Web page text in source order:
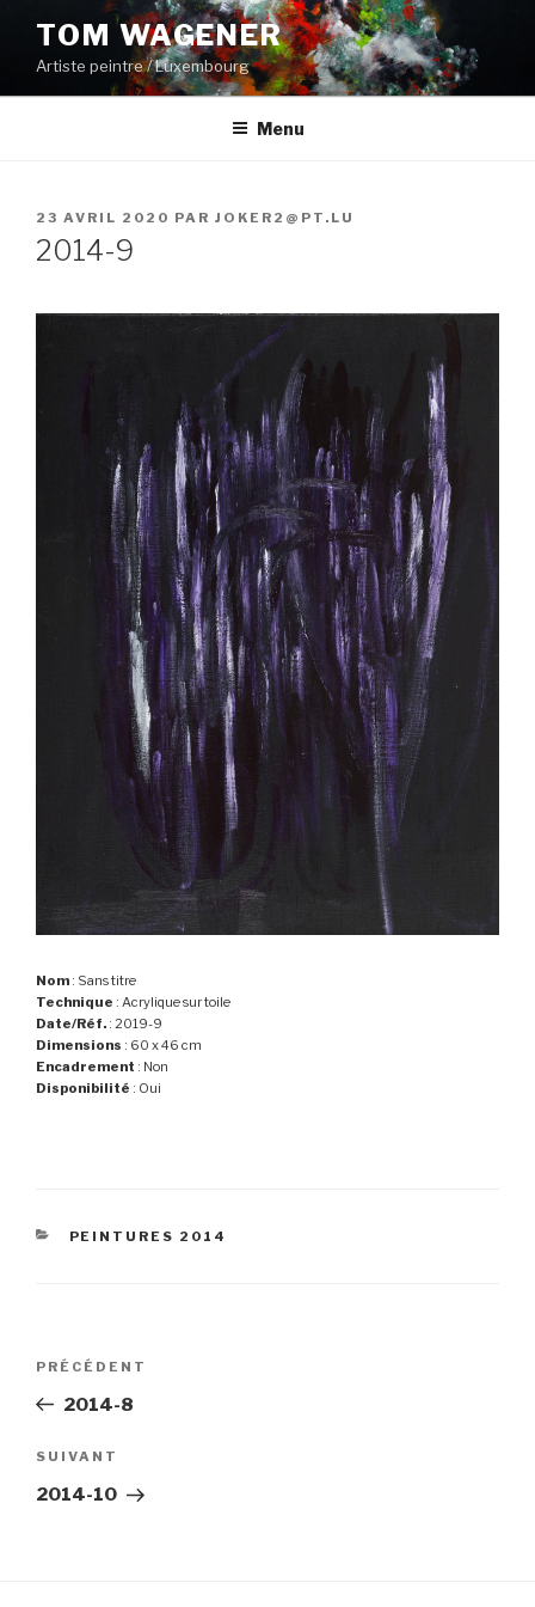
contenu
principal
TOM WAGENER
Artiste peintre / Luxembourg
Menu
PUBLIÉ
LE
23 AVRIL 2020 PAR JOKER2@PT.LU
2014-9
Nom : Sans titre
Technique : Acrylique sur toile
Date/Réf. : 2019-9
Dimensions : 60 x 46 cm
Encadrement : Non
Disponibilité : Oui
CATÉGORIES
PEINTURES 2014
Navigation
l’article
Article
précédent
PRÉCÉDENT
2014-8
Article
suivant
SUIVANT
2014-10